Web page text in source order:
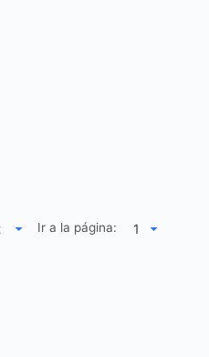
Ir a la página: